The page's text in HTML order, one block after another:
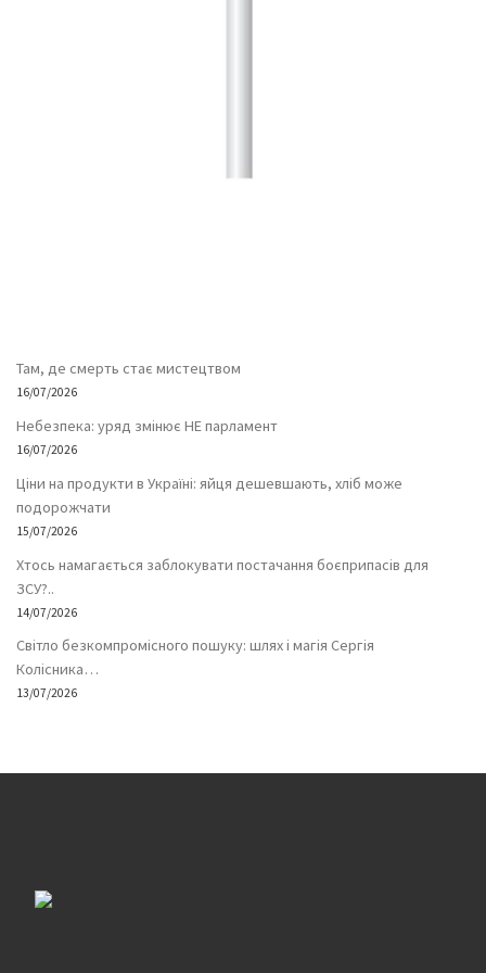
Там, де смерть стає мистецтвом
16/07/2026
Небезпека: уряд змінює НЕ парламент
16/07/2026
Ціни на продукти в Україні: яйця дешевшають, хліб може
подорожчати
15/07/2026
Хтось намагається заблокувати постачання боєприпасів для
ЗСУ?..
14/07/2026
Світло безкомпромісного пошуку: шлях і магія Сергія
Колісника…
13/07/2026